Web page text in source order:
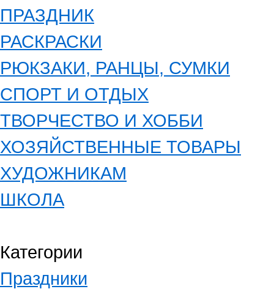
ПРАЗДНИК
РАСКРАСКИ
РЮКЗАКИ, РАНЦЫ, СУМКИ
СПОРТ И ОТДЫХ
ТВОРЧЕСТВО И ХОББИ
ХОЗЯЙСТВЕННЫЕ ТОВАРЫ
ХУДОЖНИКАМ
ШКОЛА
Категории
Праздники